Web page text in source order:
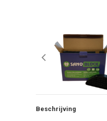
Beschrijving